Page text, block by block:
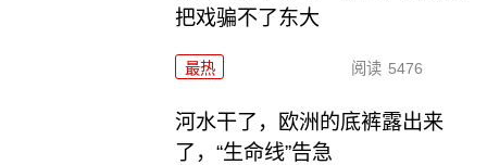
把戏骗不了东大
最热 阅读 5476
河水干了，欧洲的底裤露出来
了，“生命线”告急